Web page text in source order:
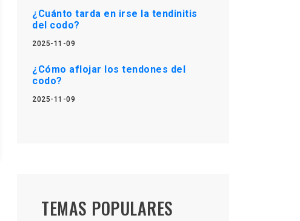
¿Cuánto tarda en irse la tendinitis
del codo?
2025-11-09
¿Cómo aflojar los tendones del
codo?
2025-11-09
TEMAS POPULARES